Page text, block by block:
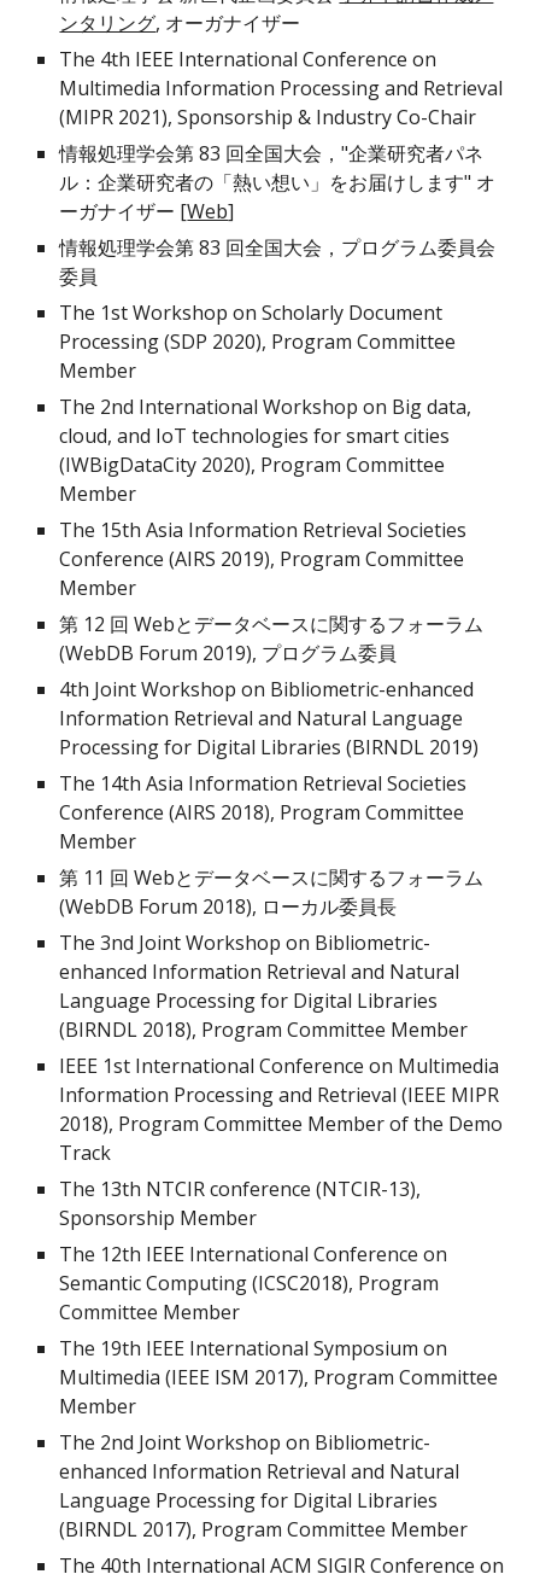
ンタリング, オーガナイザー
The 4th IEEE International Conference on
Multimedia Information Processing and Retrieval
(MIPR 2021), Sponsorship & Industry Co-Chair
情報処理学会第 83 回全国大会，"企業研究者パネ
ル：企業研究者の「熱い想い」をお届けします" オ
ーガナイザー [Web]
情報処理学会第 83 回全国大会，プログラム委員会
委員
The 1st Workshop on Scholarly Document
Processing (SDP 2020), Program Committee
Member
The 2nd International Workshop on Big data,
cloud, and IoT technologies for smart cities
(IWBigDataCity 2020), Program Committee
Member
The 15th Asia Information Retrieval Societies
Conference (AIRS 2019), Program Committee
Member
第 12 回 Webとデータベースに関するフォーラム
(WebDB Forum 2019), プログラム委員
4th Joint Workshop on Bibliometric-enhanced
Information Retrieval and Natural Language
Processing for Digital Libraries (BIRNDL 2019)
The 14th Asia Information Retrieval Societies
Conference (AIRS 2018), Program Committee
Member
第 11 回 Webとデータベースに関するフォーラム
(WebDB Forum 2018), ローカル委員長
The 3nd Joint Workshop on Bibliometric-
enhanced Information Retrieval and Natural
Language Processing for Digital Libraries
(BIRNDL 2018), Program Committee Member
IEEE 1st International Conference on Multimedia
Information Processing and Retrieval (IEEE MIPR
2018), Program Committee Member of the Demo
Track
The 13th NTCIR conference (NTCIR-13),
Sponsorship Member
The 12th IEEE International Conference on
Semantic Computing (ICSC2018), Program
Committee Member
The 19th IEEE International Symposium on
Multimedia (IEEE ISM 2017), Program Committee
Member
The 2nd Joint Workshop on Bibliometric-
enhanced Information Retrieval and Natural
Language Processing for Digital Libraries
(BIRNDL 2017), Program Committee Member
The 40th International ACM SIGIR Conference on